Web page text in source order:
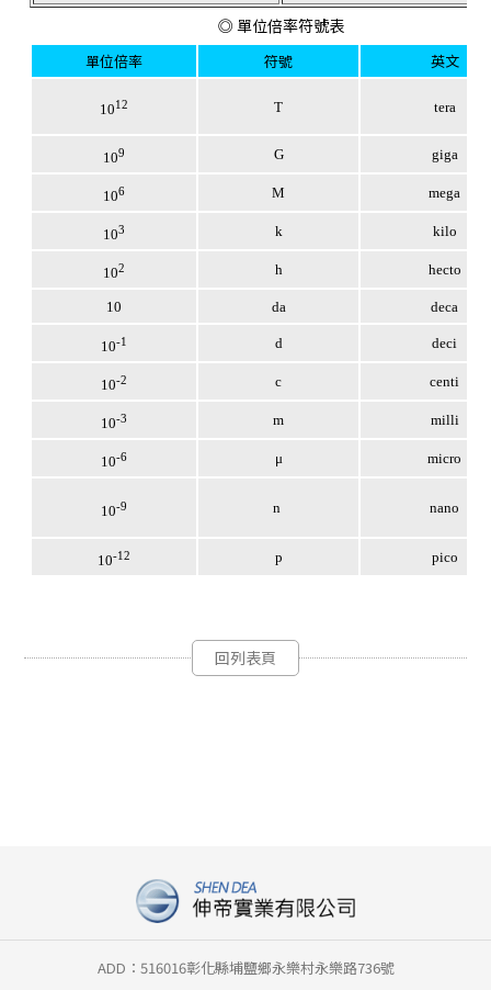
◎ 單位倍率符號表
單位倍率 符號 英文
1012 T tera
109 G giga
106 M mega
103 k kilo
102 h hecto
10 da deca
10-1 d deci
10-2 c centi
10-3 m milli
10-6 μ micro
10-9 n nano
10-12 p pico
回列表頁
ADD：516016彰化縣埔鹽鄉永樂村永樂路736號